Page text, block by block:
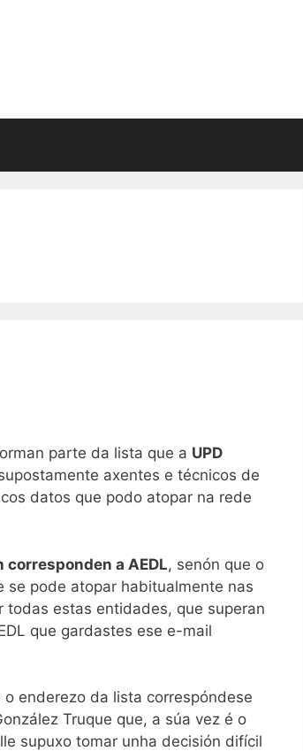
parte da lista que a UPD
axentes e técnicos de
datos que podo atopar na rede
corresponden a AEDL, senón que o
pode atopar habitualmente nas
todas estas entidades, que superan
que gardastes ese e-mail
enderezo da lista correspóndese
Truque que, a súa vez é o
supuxo tomar unha decisión difícil